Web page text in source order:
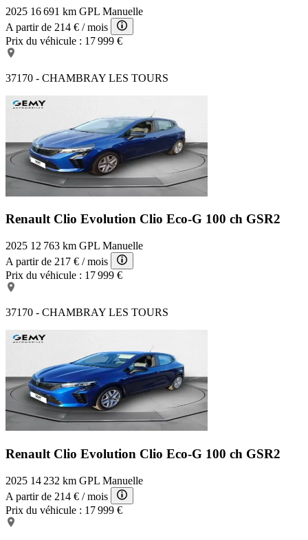
2025 16 691 km GPL Manuelle
A partir de 214 € / mois
Prix du véhicule : 17 999 €
37170 - CHAMBRAY LES TOURS
Renault Clio Evolution Clio Eco-G 100 ch GSR2
2025 12 763 km GPL Manuelle
A partir de 217 € / mois
Prix du véhicule : 17 999 €
37170 - CHAMBRAY LES TOURS
Renault Clio Evolution Clio Eco-G 100 ch GSR2
2025 14 232 km GPL Manuelle
A partir de 214 € / mois
Prix du véhicule : 17 999 €